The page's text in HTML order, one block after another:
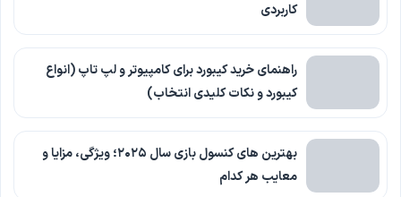
کاربردی
راهنمای خرید کیبورد برای کامپیوتر و لپ تاپ (انواع
کیبورد و نکات کلیدی انتخاب)
بهترین های کنسول بازی سال ۲۰۲۵؛ ویژگی، مزایا و
معایب هر کدام